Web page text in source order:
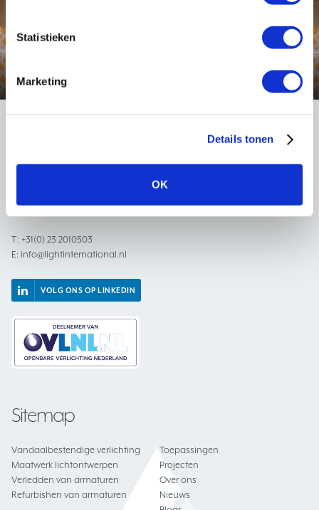
Statistieken
Marketing
Details tonen
OK
Tunnel- en onderdoorgang verlichting
T: +31(0) 23 2010503
E: info@lightinternational.nl
VOLG ONS OP LINKEDIN
Sitemap
Vandaalbestendige verlichting
Maatwerk lichtontwerpen
Verledden van armaturen
Refurbishen van armaturen
Toepassingen
Projecten
Over ons
Nieuws